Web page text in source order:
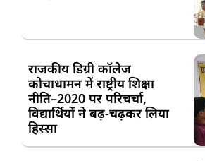
राजकीय डिग्री कॉलेज
कोचाधामन में राष्ट्रीय शिक्षा
नीति–2020 पर परिचर्चा,
विद्यार्थियों ने बढ़-चढ़कर लिया
हिस्सा